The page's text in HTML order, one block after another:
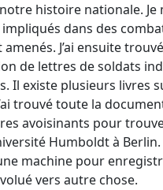
histoire nationale. Je
impliqués dans des
J’ai ensuite
de lettres de soldats
Il existe plusieurs livres
trouvé toute la
avoisinants pour
Humboldt à Berlin.
machine pour
vers autre chose.